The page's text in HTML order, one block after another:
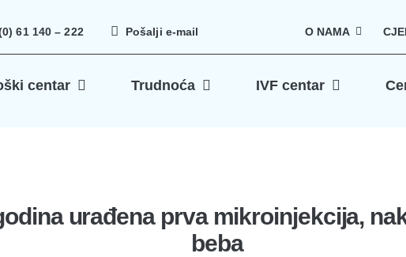
61 140 – 222 Pošalji e-mail O NAMA
centar Trudnoća IVF centar
urađena prva mikroinjekcija,
beba